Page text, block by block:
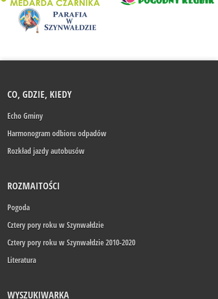
CO, GDZIE, KIEDY
Echo Gminy
Harmonogram odbioru odpadów
Rozkład jazdy autobusów
ROZMAITOŚCI
Pogoda
Cztery pory roku w Szynwałdzie
Cztery pory roku w Szynwałdzie 2010-2020
Literatura
WYSZUKIWARKA